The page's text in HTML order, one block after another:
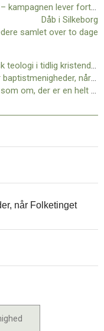
”Lad os tale om tro” – kampagnen lever fortsat på sociale medier
Dåb i Silkeborg
samlet over to dage
Lys af lys – Trinitarisk teologi i tidlig kristendom
Hvad betyder det for baptistmenigheder, når Folketinget reviderer Trossamfundsloven?
”Nogle beskriver det som om, der er en helt særlig fred…”
når Folketinget